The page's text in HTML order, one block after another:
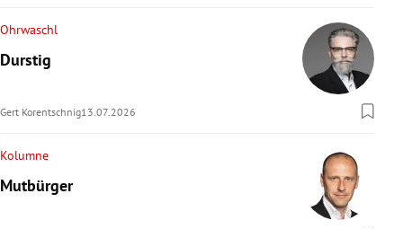
Ohrwaschl
Durstig
Gert Korentschnig13.07.2026
Kolumne
Mutbürger